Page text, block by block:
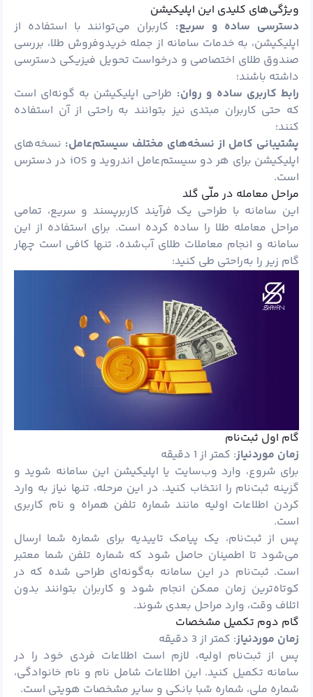
ویژگی‌های کلیدی این اپلیکیشن
دسترسی ساده و سریع: کاربران می‌توانند با استفاده از
اپلیکیشن، به خدمات سامانه از جمله خریدوفروش طلا، بررسی
صندوق طلای اختصاصی و درخواست تحویل فیزیکی دسترسی
داشته باشند؛
رابط کاربری ساده و روان: طراحی اپلیکیشن به گونه‌ای است
که حتی کاربران مبتدی نیز بتوانند به راحتی از آن استفاده
کنند؛
پشتیبانی کامل از نسخه‌های مختلف سیستم‌عامل: نسخه‌های
اپلیکیشن برای هر دو سیستم‌عامل اندروید و iOS در دسترس
است.
مراحل معامله در ملّی گلد
این سامانه با طراحی یک فرآیند کاربرپسند و سریع، تمامی
مراحل معامله طلا را ساده کرده است. برای استفاده از این
سامانه و انجام معاملات طلای آب‌شده، تنها کافی است چهار
گام زیر را به‌راحتی طی کنید:
گام اول ثبت‌نام
زمان موردنیاز: کمتر از 1 دقیقه
برای شروع، وارد وب‌سایت یا اپلیکیشن این سامانه شوید و
گزینه ثبت‌نام را انتخاب کنید. در این مرحله، تنها نیاز به وارد
کردن اطلاعات اولیه مانند شماره تلفن همراه و نام کاربری
است.
پس از ثبت‌نام، یک پیامک تاییدیه برای شماره شما ارسال
می‌شود تا اطمینان حاصل شود که شماره تلفن شما معتبر
است. ثبت‌نام در این سامانه به‌گونه‌ای طراحی شده که در
کوتاه‌ترین زمان ممکن انجام شود و کاربران بتوانند بدون
اتلاف وقت، وارد مراحل بعدی شوند.
گام دوم تکمیل مشخصات
زمان موردنیاز: کمتر از 3 دقیقه
پس از ثبت‌نام اولیه، لازم است اطلاعات فردی خود را در
سامانه تکمیل کنید. این اطلاعات شامل نام و نام خانوادگی،
شماره ملی، شماره شبا بانکی و سایر مشخصات هویتی است.